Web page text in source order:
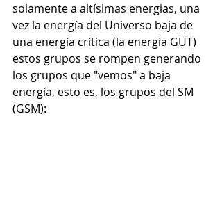
solamente a altísimas energias, una
vez la energía del Universo baja de
una energía crítica (la energía GUT)
estos grupos se rompen generando
los grupos que "vemos" a baja
energía, esto es, los grupos del SM
(GSM):